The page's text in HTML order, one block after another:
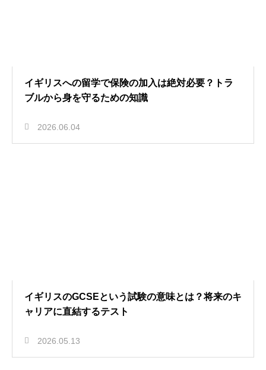
イギリスへの留学で保険の加入は絶対必要？トラ
ブルから身を守るための知識
2026.06.04
イギリスのGCSEという試験の意味とは？将来のキ
ャリアに直結するテスト
2026.05.13